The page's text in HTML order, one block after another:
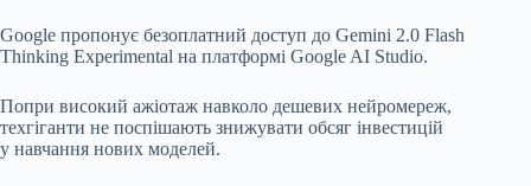
Google пропонує безоплатний доступ до Gemini 2.0 Flash
Thinking Experimental на платформі Google AI Studio.
Попри високий ажіотаж навколо дешевих нейромереж,
техгіганти не поспішають знижувати обсяг інвестицій
у навчання нових моделей.